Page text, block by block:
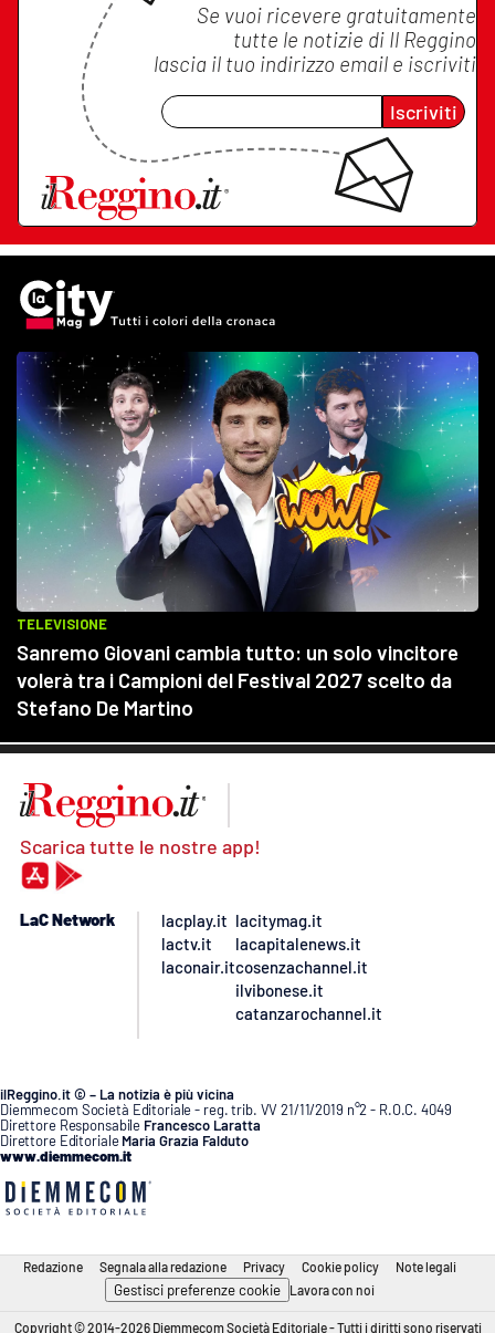
Se vuoi ricevere gratuitamente
tutte le notizie di Il Reggino
lascia il tuo indirizzo email e iscriviti
Iscriviti
Scarica tutte le nostre app!
LaC Network
lacplay.it
lactv.it
laconair.it
lacitymag.it
lacapitalenews.it
cosenzachannel.it
ilvibonese.it
catanzarochannel.it
ilReggino.it © – La notizia è più vicina
Diemmecom Società Editoriale - reg. trib. VV 21/11/2019 n°2 - R.O.C. 4049
Direttore Responsabile Francesco Laratta
Direttore Editoriale Maria Grazia Falduto
www.diemmecom.it
Redazione Segnala alla redazione Privacy Cookie policy Note legali
Gestisci preferenze cookie Lavora con noi
Copyright © 2014-2026 Diemmecom Società Editoriale - Tutti i diritti sono riservati